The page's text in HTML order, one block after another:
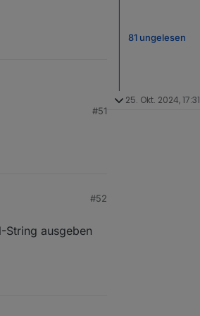
für die
Melder als
Siehe
mit den anderen
#51
#52
String ausgeben
81 ungelesen
25. Okt. 2024, 17:31